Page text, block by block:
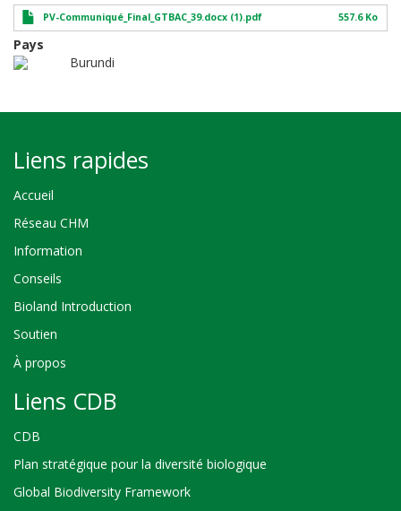
PV-Communiqué_Final_GTBAC_39.docx (1).pdf 557.6 Ko
Pays
Burundi
Liens rapides
Accueil
Réseau CHM
Information
Conseils
Bioland Introduction
Soutien
À propos
Liens CDB
CDB
Plan stratégique pour la diversité biologique
Global Biodiversity Framework